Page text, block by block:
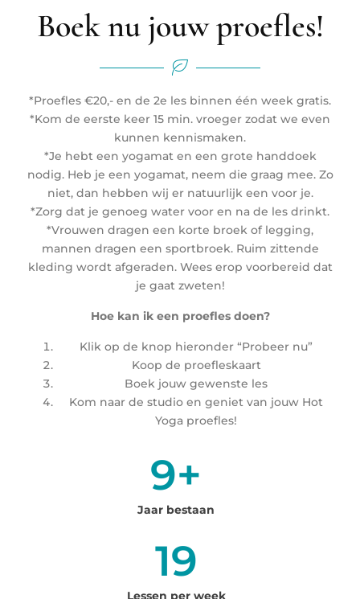
Boek nu jouw proefles!
*Proefles €20,- en de 2e les binnen één week gratis.
*Kom de eerste keer 15 min. vroeger zodat we even
kunnen kennismaken.
*Je hebt een yogamat en een grote handdoek
nodig. Heb je een yogamat, neem die graag mee. Zo
niet, dan hebben wij er natuurlijk een voor je.
*Zorg dat je genoeg water voor en na de les drinkt.
*Vrouwen dragen een korte broek of legging,
mannen dragen een sportbroek. Ruim zittende
kleding wordt afgeraden. Wees erop voorbereid dat
je gaat zweten!
Hoe kan ik een proefles doen?
Klik op de knop hieronder “Probeer nu”
Koop de proefleskaart
Boek jouw gewenste les
Kom naar de studio en geniet van jouw Hot
Yoga proefles!
Jaar bestaan
10+
Lessen per week
20